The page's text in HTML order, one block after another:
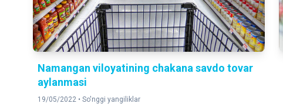
Namangan viloyatining chakana savdo tovar
aylanmasi
19/05/2022 • So'nggi yangiliklar